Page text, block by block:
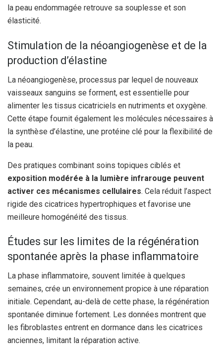
la peau endommagée retrouve sa souplesse et son
élasticité.
Stimulation de la néoangiogenèse et de la
production d’élastine
La néoangiogenèse, processus par lequel de nouveaux
vaisseaux sanguins se forment, est essentielle pour
alimenter les tissus cicatriciels en nutriments et oxygène.
Cette étape fournit également les molécules nécessaires à
la synthèse d’élastine, une protéine clé pour la flexibilité de
la peau.
Des pratiques combinant soins topiques ciblés et
exposition modérée à la lumière infrarouge peuvent
activer ces mécanismes cellulaires. Cela réduit l’aspect
rigide des cicatrices hypertrophiques et favorise une
meilleure homogénéité des tissus.
Études sur les limites de la régénération
spontanée après la phase inflammatoire
La phase inflammatoire, souvent limitée à quelques
semaines, crée un environnement propice à une réparation
initiale. Cependant, au-delà de cette phase, la régénération
spontanée diminue fortement. Les données montrent que
les fibroblastes entrent en dormance dans les cicatrices
anciennes, limitant la réparation active.